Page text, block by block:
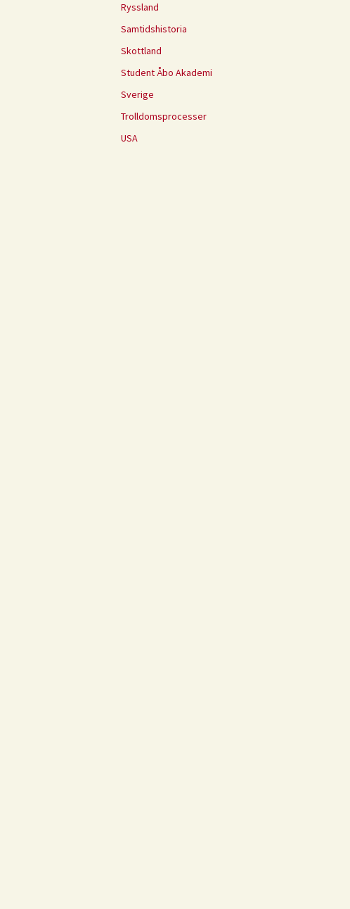
Ryssland
Samtidshistoria
Skottland
Student Åbo Akademi
Sverige
Trolldomsprocesser
USA